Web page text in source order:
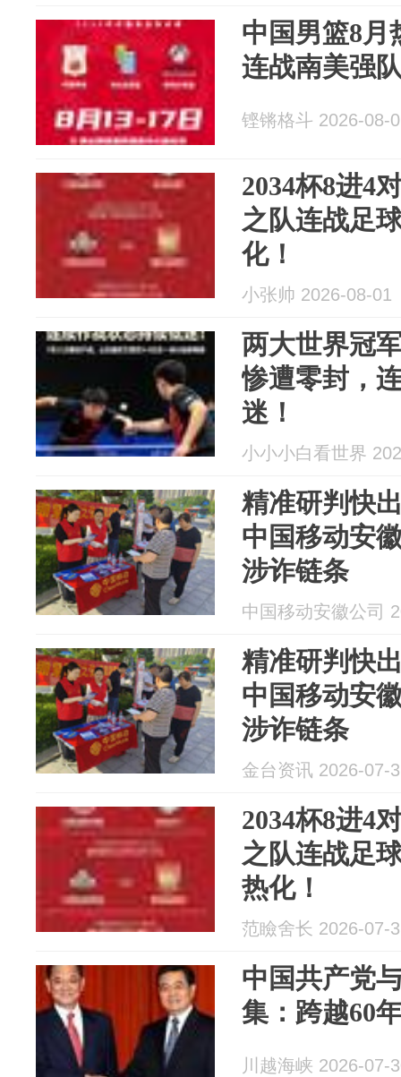
中国男篮8月
连战南美强
铿锵格斗 2026-08-
2034杯8进4
之队连战足
化！
小张帅 2026-08-01
两大世界冠
惨遭零封，
迷！
小小小白看世界
精准研判快
中国移动安
涉诈链条
中国移动安徽公司
精准研判快
中国移动安
涉诈链条
金台资讯 2026-07-
2034杯8进4
之队连战足
热化！
范瞼舍长 2026-07-
中国共产党
集：跨越60
川越海峡 2026-07-